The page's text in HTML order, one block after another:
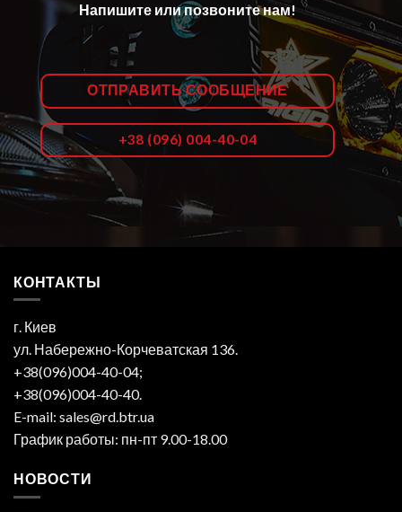
Напишите или позвоните нам!
ОТПРАВИТЬ СООБЩЕНИЕ
+38 (096) 004-40-04
КОНТАКТЫ
г. Киев
ул. Набережно-Корчеватская 136.
+38(096)004-40-04;
+38(096)004-40-40.
E-mail: sales@rd.btr.ua
График работы: пн-пт 9.00-18.00
НОВОСТИ